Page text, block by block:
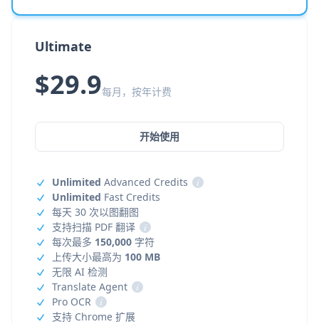
Ultimate
$29.9每月，按年计费
开始使用
Unlimited Advanced Credits
i
Unlimited Fast Credits
每天 30 次以图翻图
支持扫描 PDF 翻译
i
每次最多 150,000 字符
上传大小最高为 100 MB
无限 AI 检测
Translate Agent
i
Pro OCR
i
支持 Chrome 扩展